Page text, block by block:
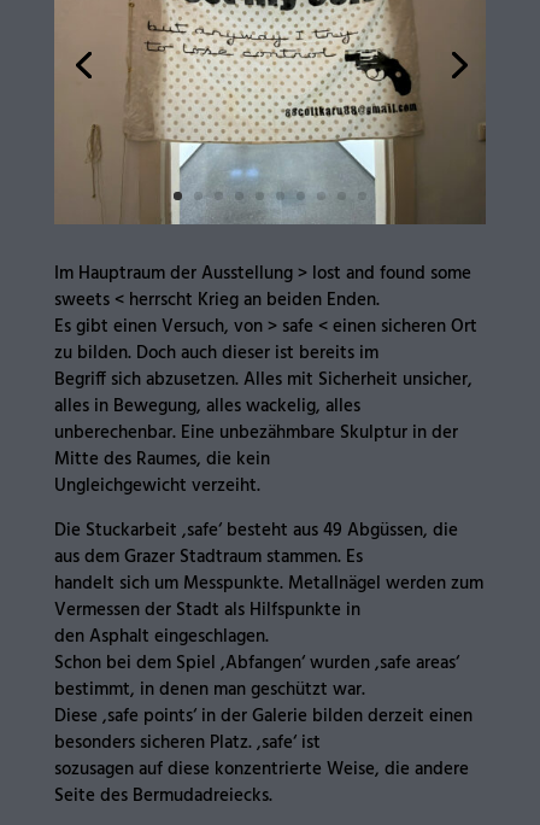
Im Hauptraum der Ausstellung > lost and found some
sweets < herrscht Krieg an beiden Enden.
Es gibt einen Versuch, von > safe < einen sicheren Ort
zu bilden. Doch auch dieser ist bereits im
Begriff sich abzusetzen. Alles mit Sicherheit unsicher,
alles in Bewegung, alles wackelig, alles
unberechenbar. Eine unbezähmbare Skulptur in der
Mitte des Raumes, die kein
Ungleichgewicht verzeiht.
Die Stuckarbeit ,safe‘ besteht aus 49 Abgüssen, die
aus dem Grazer Stadtraum stammen. Es
handelt sich um Messpunkte. Metallnägel werden zum
Vermessen der Stadt als Hilfspunkte in
den Asphalt eingeschlagen.
Schon bei dem Spiel ,Abfangen‘ wurden ,safe areas‘
bestimmt, in denen man geschützt war.
Diese ,safe points‘ in der Galerie bilden derzeit einen
besonders sicheren Platz. ,safe‘ ist
sozusagen auf diese konzentrierte Weise, die andere
Seite des Bermudadreiecks.